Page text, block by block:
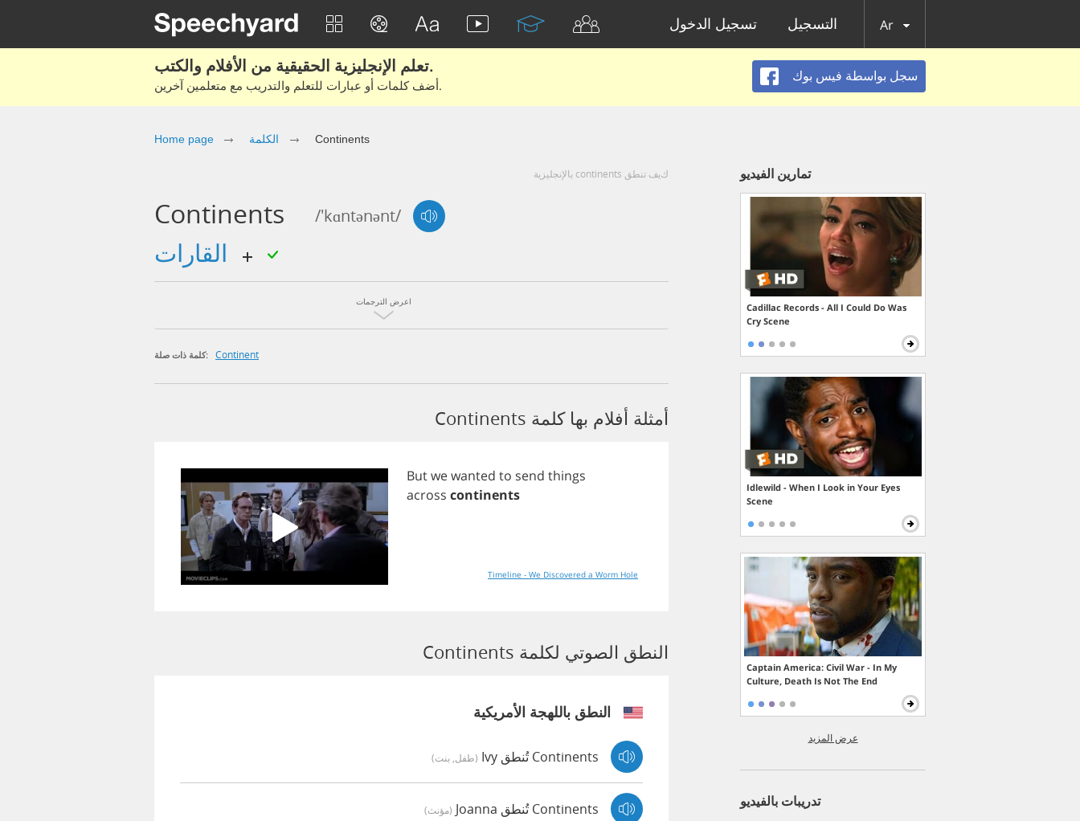
تسجيل الدخول التسجيل Ar
تعلم الإنجليزية الحقيقية من الأفلام والكتب.
أضف كلمات أو عبارات للتعلم والتدريب مع متعلمين آخرين.
سجل بواسطة فيس بوك
Home page الكلمة Continents
كيف تنطق continents بالإنجليزية
Continents /'kɑntənənt/
اعرض الترجمات
كلمة ذات صلة: Continent
أمثلة أفلام بها كلمة Continents
Butwewanted to send things
across continents
Timeline - We Discovered a Worm Hole
النطق الصوتي لكلمة Continents
النطق باللهجة الأمريكية
Continents تُنطق Ivy (طفل, بنت)
Continents تُنطق Joanna (مؤنث)
تمارين الفيديو
Cadillac Records - All I Could Do Was
Cry Scene
Idlewild - When I Look in Your Eyes
Scene
Captain America: Civil War - In My
Culture, Death Is Not The End
عرض المزيد
تدريبات بالفيديو